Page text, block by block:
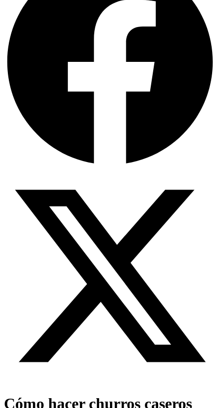
Cómo hacer churros caseros